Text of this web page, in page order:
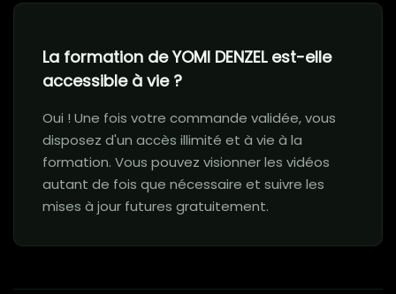
La formation de YOMI DENZEL est-elle
accessible à vie ?
Oui ! Une fois votre commande validée, vous
disposez d'un accès illimité et à vie à la
formation. Vous pouvez visionner les vidéos
autant de fois que nécessaire et suivre les
mises à jour futures gratuitement.